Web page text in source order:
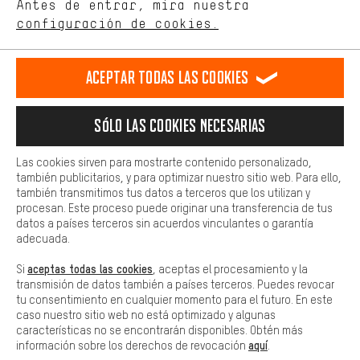
español
ES english
EN Deutsch
DE
RESCINDIR EL CONTRATO Comunidad de Aquisgrán Programa de afiliados
Aviso Legal Protección de datos Condiciones Generales
Plataforma de reportes Reciclaje de baterias
Configuración de las cookies Ajusta el contraste
Todos los precios indicados son en euros e sin MwSt, más
gastos de envío aEstados Unidos.
Antes de entrar, mira nuestra
configuración de cookies.
comportamiento de compra.
Más confort
cookies de comodidad, creamos enlaces a plataformas de redes
sociales. Esto nos permite proporcionarle más contenido e
adicionales que le ayudarán a encontrar los productos adecuados.
preguntas de forma rápida y sencilla.
Básica
Las cookies básicas aseguran que puedas usar nuestro sitio web.
Aceptar todas las cookies
Sólo las cookies necesarias
Las cookies sirven para mostrarte contenido personalizado,
también publicitarios, y para optimizar nuestro sitio web. Para ello,
también transmitimos tus datos a terceros que los utilizan y
procesan. Este proceso puede originar una transferencia de tus
datos a países terceros sin acuerdos vinculantes o garantía
adecuada.
Si aceptas todas las cookies , aceptas el procesamiento y la
transmisión de datos también a países terceros. Puedes revocar
tu consentimiento en cualquier momento para el futuro. En este
caso nuestro sitio web no está optimizado y algunas
características no se encontrarán disponibles. Obtén más
información sobre los derechos de revocación aquí.